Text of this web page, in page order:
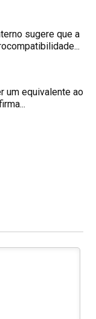
sugere que a
um equivalente ao